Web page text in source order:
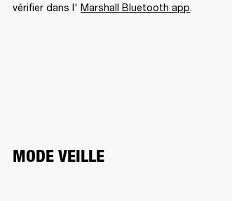
vérifier dans l' Marshall Bluetooth app.
MODE VEILLE